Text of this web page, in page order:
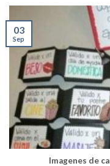
Imagenes de
03
Sep